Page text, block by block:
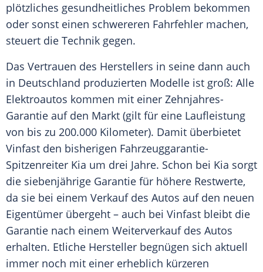
plötzliches gesundheitliches Problem bekommen
oder sonst einen schwereren Fahrfehler machen,
steuert die Technik gegen.
Das Vertrauen des Herstellers in seine dann auch
in Deutschland produzierten Modelle ist groß: Alle
Elektroautos kommen mit einer Zehnjahres-
Garantie auf den Markt (gilt für eine Laufleistung
von bis zu 200.000 Kilometer). Damit überbietet
Vinfast den bisherigen Fahrzeuggarantie-
Spitzenreiter Kia um drei Jahre. Schon bei Kia sorgt
die siebenjährige Garantie für höhere Restwerte,
da sie bei einem Verkauf des Autos auf den neuen
Eigentümer übergeht – auch bei Vinfast bleibt die
Garantie nach einem Weiterverkauf des Autos
erhalten. Etliche Hersteller begnügen sich aktuell
immer noch mit einer erheblich kürzeren